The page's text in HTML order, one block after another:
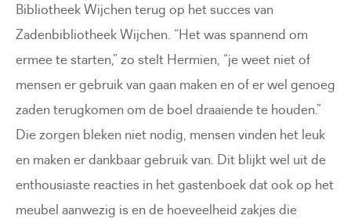
Bibliotheek Wijchen terug op het succes van
Zadenbibliotheek Wijchen. “Het was spannend om
ermee te starten,” zo stelt Hermien, “je weet niet of
mensen er gebruik van gaan maken en of er wel genoeg
zaden terugkomen om de boel draaiende te houden.”
Die zorgen bleken niet nodig, mensen vinden het leuk
en maken er dankbaar gebruik van. Dit blijkt wel uit de
enthousiaste reacties in het gastenboek dat ook op het
meubel aanwezig is en de hoeveelheid zakjes die